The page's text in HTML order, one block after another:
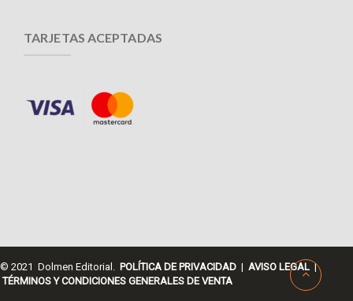
TARJETAS ACEPTADAS
© 2021 Dolmen Editorial. POLÍTICA DE PRIVACIDAD | AVISO LEGAL |
TÉRMINOS Y CONDICIONES GENERALES DE VENTA